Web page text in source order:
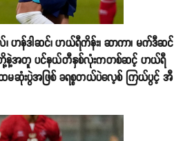
၊ ဟန်ဒါဆင်၊ ဟယ်ရီကိန်း၊ ဆာကာ၊ မက်ဒီဆင်
လ်တို့နဲ့အတူ ပင်နယ်တီနှစ်လုံးကတစ်ဆင့် ဟယ်ရီ
ဆုံးပွဲအဖြစ် ခရစ္စတယ်ပဲလေ့စ် ကြယ်ပွင့် အီ